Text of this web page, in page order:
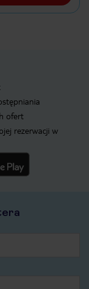
ofert
rezerwacji w